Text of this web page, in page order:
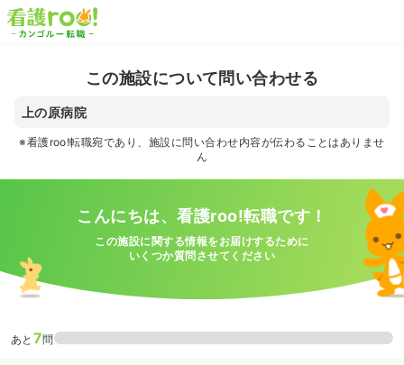
この施設について問い合わせる
上の原病院
※看護roo!転職宛であり、施設に問い合わせ内容が伝わることはありませ
ん
こんにちは、看護roo!転職です！
この施設に関する情報をお届けするために
いくつか質問させてください
あと 7問